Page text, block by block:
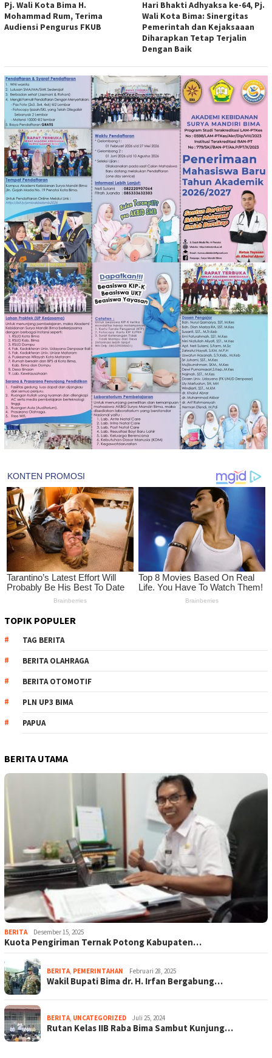
Pj. Wali Kota Bima H.
Mohammad Rum, Terima
Audiensi Pengurus FKUB
Hari Bhakti Adhyaksa ke-64, Pj.
Wali Kota Bima: Sinergitas
Pemerintah dan Kejaksaaan
Diharapkan Tetap Terjalin
Dengan Baik
TOPIK POPULER
TAG BERITA
BERITA OLAHRAGA
BERITA OTOMOTIF
PLN UP3 BIMA
PAPUA
BERITA UTAMA
BERITA Desember 15, 2025
Kuota Pengiriman Ternak Potong Kabupaten…
BERITA PEMERINTAHAN Februari 28, 2025
Wakil Bupati Bima dr. H. Irfan Bergabung…
BERITA UNCATEGORIZED Juli 25, 2024
Rutan Kelas IIB Raba Bima Sambut Kunjung…